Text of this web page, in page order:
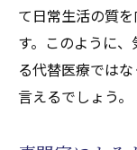
て日常生活の質
す。このように
る代替医療では
言えるでしょう。